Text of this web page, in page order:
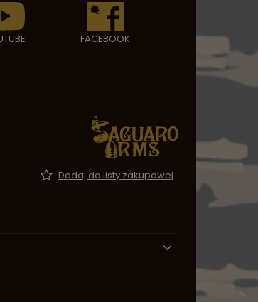
FACEBOOK
Dodaj do listy zakupowej